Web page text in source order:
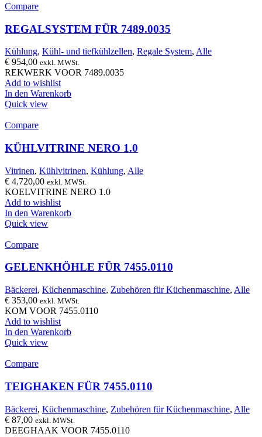
Compare
REGALSYSTEM FÜR 7489.0035
Kühlung, Kühl- und tiefkühlzellen, Regale System, Alle
€ 954,00 exkl. MWSt.
REKWERK VOOR 7489.0035
Add to wishlist
In den Warenkorb
Quick view
Compare
KÜHLVITRINE NERO 1.0
Vitrinen, Kühlvitrinen, Kühlung, Alle
€ 4.720,00 exkl. MWSt.
KOELVITRINE NERO 1.0
Add to wishlist
In den Warenkorb
Quick view
Compare
GELENKHÖHLE FÜR 7455.0110
Bäckerei, Küchenmaschine, Zubehören für Küchenmaschine, Alle
€ 353,00 exkl. MWSt.
KOM VOOR 7455.0110
Add to wishlist
In den Warenkorb
Quick view
Compare
TEIGHAKEN FÜR 7455.0110
Bäckerei, Küchenmaschine, Zubehören für Küchenmaschine, Alle
€ 87,00 exkl. MWSt.
DEEGHAAK VOOR 7455.0110